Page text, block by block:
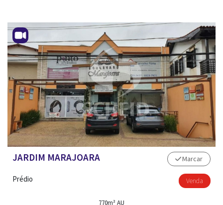
JARDIM MARAJOARA
Prédio
Marcar
Venda
770m² AU